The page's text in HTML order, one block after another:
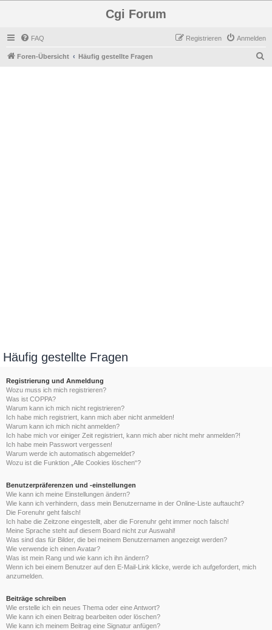
Cgi Forum
FAQ Anmelden
Registrieren
Foren-Übersicht Häufig gestellte Fragen
Häufig gestellte Fragen
Registrierung und Anmeldung
Wozu muss ich mich registrieren?
Was ist COPPA?
Warum kann ich mich nicht registrieren?
Ich habe mich registriert, kann mich aber nicht anmelden!
Warum kann ich mich nicht anmelden?
Ich habe mich vor einiger Zeit registriert, kann mich aber nicht mehr anmelden?!
Ich habe mein Passwort vergessen!
Warum werde ich automatisch abgemeldet?
Wozu ist die Funktion „Alle Cookies löschen“?
Benutzerpräferenzen und -einstellungen
Wie kann ich meine Einstellungen ändern?
Wie kann ich verhindern, dass mein Benutzername in der Online-Liste auftaucht?
Die Forenuhr geht falsch!
Ich habe die Zeitzone eingestellt, aber die Forenuhr geht immer noch falsch!
Meine Sprache steht auf diesem Board nicht zur Auswahl!
Was sind das für Bilder, die bei meinem Benutzernamen angezeigt werden?
Wie verwende ich einen Avatar?
Was ist mein Rang und wie kann ich ihn ändern?
Wenn ich bei einem Benutzer auf den E-Mail-Link klicke, werde ich aufgefordert, mich
anzumelden.
Beiträge schreiben
Wie erstelle ich ein neues Thema oder eine Antwort?
Wie kann ich einen Beitrag bearbeiten oder löschen?
Wie kann ich meinem Beitrag eine Signatur anfügen?